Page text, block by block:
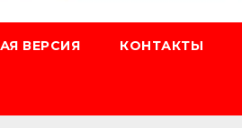
ВЕРСИЯ КОНТАКТЫ